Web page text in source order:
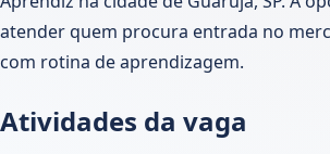
atender quem procura entrada no
com rotina de aprendizagem.
Atividades da vaga